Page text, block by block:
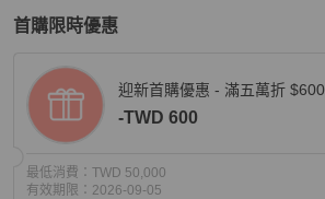
首購限時優惠
迎新首購優惠 - 滿五萬折 $600
-TWD 600
最低消費： TWD 50,000
有效期限： 2026-09-05